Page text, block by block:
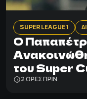
SUPER LEAGUE 1
Ο
του Super
2 ΩΡΕΣ ΠΡΙΝ